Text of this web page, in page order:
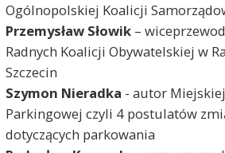
Ogólnopolskiej Koalicji
Przemysław Słowik–
Radnych Koalicji Obywatelskiej w
Szczecin
Szymon Nieradka - autor
Parkingowej czyli 4 postulatów
dotyczących parkowania